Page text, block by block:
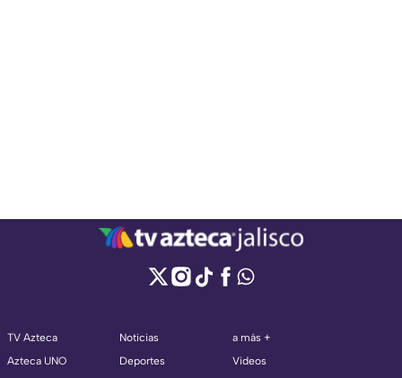
TV Azteca
Azteca UNO
Noticias
Deportes
a más +
Videos